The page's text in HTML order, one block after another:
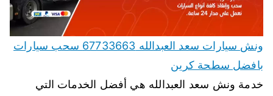
ونش سيارات سعد العبدالله 67733663 سحب سيارات
بافضل سطحة كرين
خدمة ونش سعد العبدالله هي أفضل الخدمات التي